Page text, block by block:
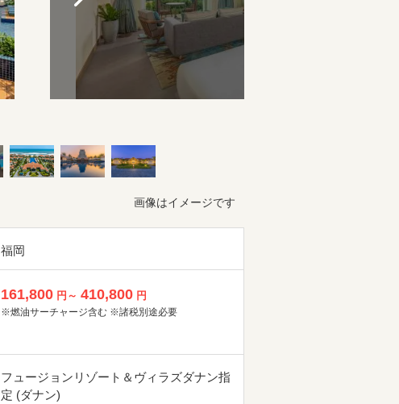
画像はイメージです
福岡
161,800 円～ 410,800 円
※燃油サーチャージ含む ※諸税別途必要
フュージョンリゾート＆ヴィラズダナン指
定 (ダナン)